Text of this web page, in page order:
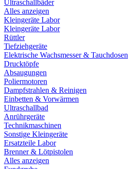
Ultraschallbäder
Alles anzeigen
Kleingeräte Labor
Kleingeräte Labor
Rüttler
Tiefziehgeräte
Elektrische Wachsmesser & Tauchdosen
Drucktöpfe
Absaugungen
Poliermotoren
Dampfstrahlen & Reinigen
Einbetten & Vorwärmen
Ultraschallbad
Anrührgeräte
Technikmaschinen
Sonstige Kleingeräte
Ersatzteile Labor
Brenner & Lötpistolen
Alles anzeigen